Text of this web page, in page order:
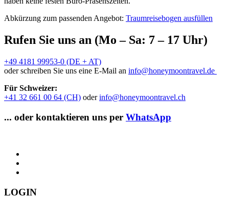
Abkürzung zum passenden Angebot: Traumreisebogen ausfüllen
Rufen Sie uns an (Mo – Sa: 7 – 17 Uhr)
+49 4181 99953-0 (DE + AT)
oder schreiben Sie uns eine E-Mail an info@honeymoontravel.de
Für Schweizer:
+41 32 661 00 64 (CH) oderinfo@honeymoontravel.ch
... oder kontaktieren uns per WhatsApp
LOGIN